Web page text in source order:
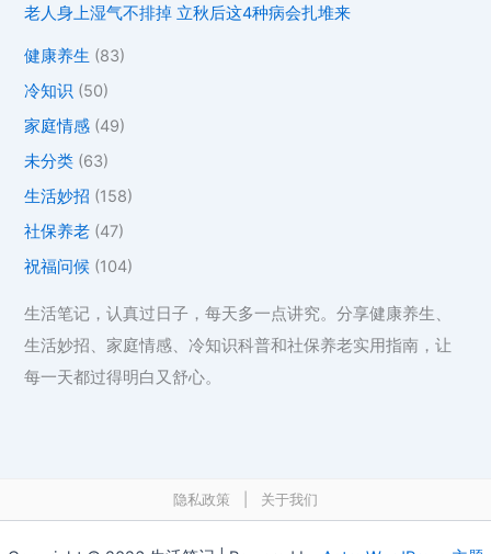
老人身上湿气不排掉 立秋后这4种病会扎堆来
健康养生 (83)
冷知识 (50)
家庭情感 (49)
未分类 (63)
生活妙招 (158)
社保养老 (47)
祝福问候 (104)
生活笔记，认真过日子，每天多一点讲究。分享健康养生、
生活妙招、家庭情感、冷知识科普和社保养老实用指南，让
每一天都过得明白又舒心。
隐私政策 关于我们